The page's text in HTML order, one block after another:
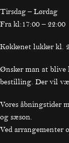
Tirsdag – Lørdag
Fra kl:17:00 – 22:00
Køkkenet lukker kl.
Ønsker man at blive
bestilling. Der vil
Vores åbningstider
og sæson.
Ved arrangementer